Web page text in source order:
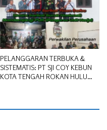
PELANGGARAN TERBUKA &
SISTEMATIS: PT SJI COY KEBUN
KOTA TENGAH ROKAN HULU